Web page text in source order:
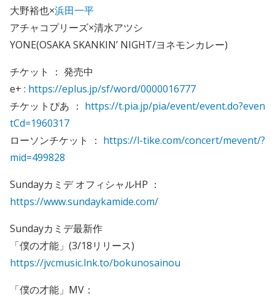
大野裕也×浜田一平
アチャコプリーズ×清水アツシ
YONE(OSAKA SKANKIN’ NIGHT/ヨネモンカレー)
チケット ： 発売中
e+ : https://eplus.jp/sf/word/0000016777
チケットぴあ ： https://t.pia.jp/pia/event/event.do?even
tCd=1960317
ローソンチケット ： https://l-tike.com/concert/mevent/?
mid=499828
Sundayカミデ オフィシャルHP ：
https://www.sundaykamide.com/
Sundayカミデ最新作
「僕の才能」(3/18リリース)
https://jvcmusic.lnk.to/bokunosainou
「僕の才能」MV：